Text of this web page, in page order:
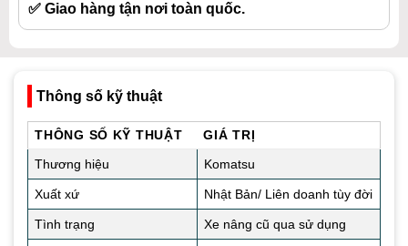
✅ Giao hàng tận nơi toàn quốc.
Thông số kỹ thuật
THÔNG SỐ KỸ THUẬT
GIÁ TRỊ
Thương hiệu
Komatsu
Xuất xứ Nhật Bản/ Liên doanh tùy đời
Tình trạng Xe nâng cũ qua sử dụng